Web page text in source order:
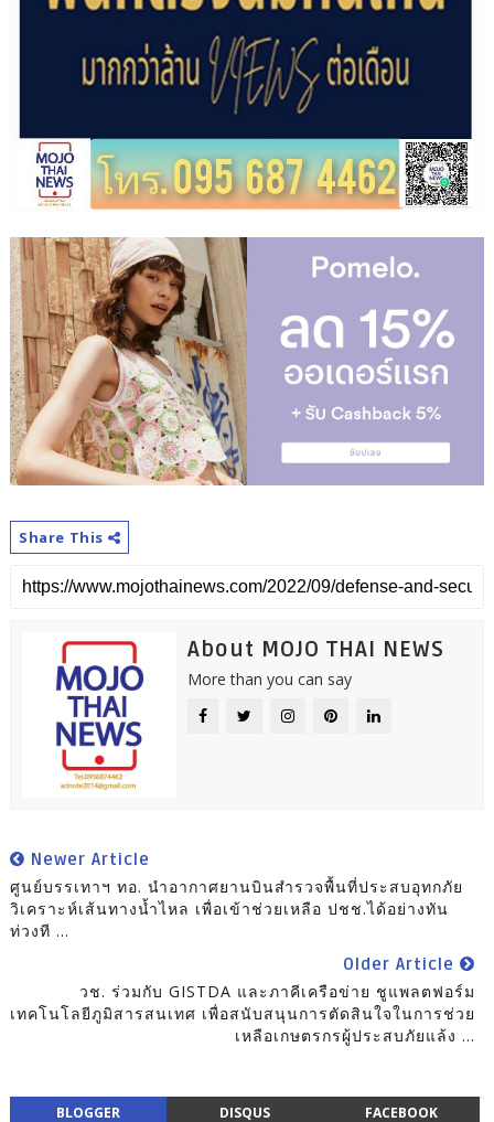
Share This
About MOJO THAI NEWS
More than you can say
Newer Article
ศูนย์บรรเทาฯ ทอ. นำอากาศยานบินสำรวจพื้นที่ประสบอุทกภัย
วิเคราะห์เส้นทางน้ำไหล เพื่อเข้าช่วยเหลือ ปชช.ได้อย่างทัน
ท่วงที ...
Older Article
วช. ร่วมกับ GISTDA และภาคีเครือข่าย ชูแพลตฟอร์ม
เทคโนโลยีภูมิสารสนเทศ เพื่อสนับสนุนการตัดสินใจในการช่วย
เหลือเกษตรกรผู้ประสบภัยแล้ง ...
BLOGGER DISQUS FACEBOOK